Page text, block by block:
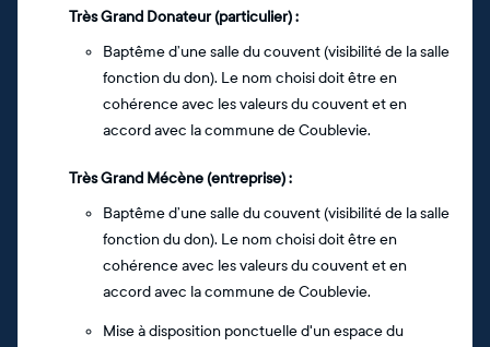
Très Grand Donateur (particulier) :
Baptême d’une salle du couvent (visibilité de la salle
fonction du don). Le nom choisi doit être en
cohérence avec les valeurs du couvent et en
accord avec la commune de Coublevie.
Très Grand Mécène (entreprise) :
Baptême d’une salle du couvent (visibilité de la salle
fonction du don). Le nom choisi doit être en
cohérence avec les valeurs du couvent et en
accord avec la commune de Coublevie.
Mise à disposition ponctuelle d'un espace du